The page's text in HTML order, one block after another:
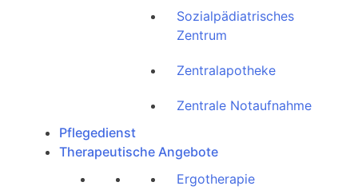
Sozialpädiatrisches
Zentrum
Zentralapotheke
Zentrale Notaufnahme
Pflegedienst
Therapeutische Angebote
Ergotherapie